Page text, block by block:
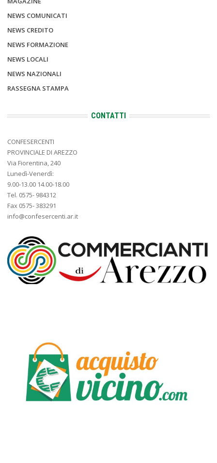
NEWS COMUNICATI
NEWS CREDITO
NEWS FORMAZIONE
NEWS LOCALI
NEWS NAZIONALI
RASSEGNA STAMPA
CONTATTI
CONFESERCENTI
PROVINCIALE DI AREZZO
Via Fiorentina, 240
Lunedì-Venerdì:
9.00-13.00 14.00-18.00
Tel. 0575- 984312
Fax 0575- 383291
info@confesercenti.ar.it